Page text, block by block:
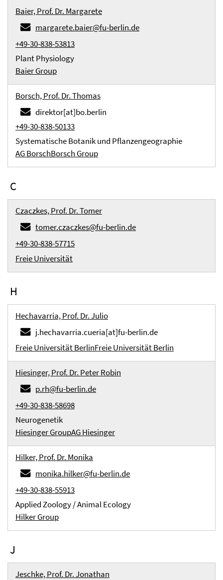
Baier, Prof. Dr. Margarete
margarete.baier@fu-berlin.de
+49-30-838-53813
Plant Physiology
Baier Group
Borsch, Prof. Dr. Thomas
direktor[at]bo.berlin
+49-30-838-50133
Systematische Botanik und Pflanzengeographie
AG BorschBorsch Group
C
Czaczkes, Prof. Dr. Tomer
tomer.czaczkes@fu-berlin.de
+49-30-838-57715
Freie Universität
H
Hechavarria, Prof. Dr. Julio
j.hechavarria.cueria[at]fu-berlin.de
Freie Universität BerlinFreie Universität Berlin
Hiesinger, Prof. Dr. Peter Robin
p.rh@fu-berlin.de
+49-30-838-58698
Neurogenetik
Hiesinger GroupAG Hiesinger
Hilker, Prof. Dr. Monika
monika.hilker@fu-berlin.de
+49-30-838-55913
Applied Zoology / Animal Ecology
Hilker Group
J
Jeschke, Prof. Dr. Jonathan